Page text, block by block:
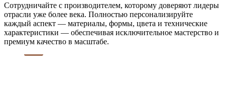
Сотрудничайте с производителем, которому доверяют лидеры
отрасли уже более века. Полностью персонализируйте
каждый аспект — материалы, формы, цвета и технические
характеристики — обеспечивая исключительное мастерство и
премиум качество в масштабе.